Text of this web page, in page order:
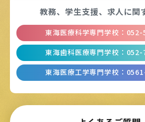
教務、学生支援、 求人に関
東海医療科学専門学校 ： 052-
東海歯科医療専門学校 ： 052-
東海医療工学専門学校 ：